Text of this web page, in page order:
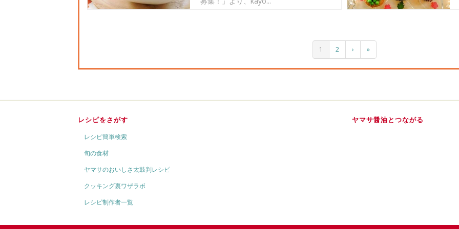
1 2 › »
レシピをさがす
レシピ簡単検索
旬の食材
ヤマサのおいしさ太鼓判レシピ
クッキング裏ワザラボ
レシピ制作者一覧
ヤマサ醤油とつながる